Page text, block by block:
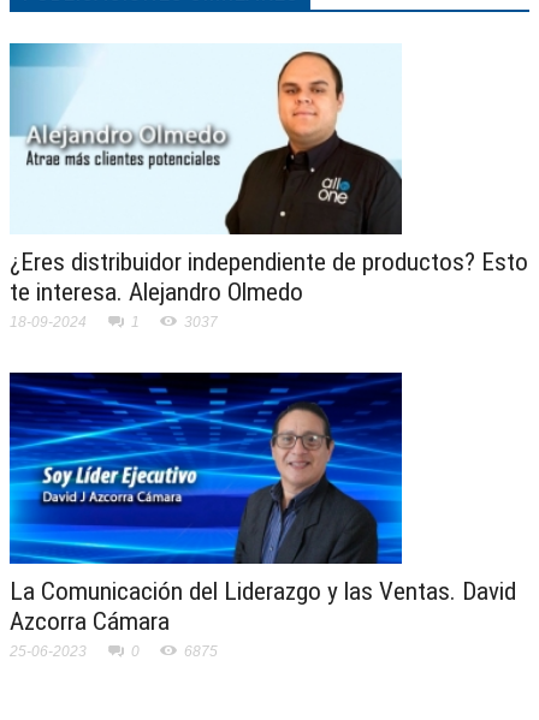
¿Eres distribuidor independiente de productos? Esto
te interesa. Alejandro Olmedo
18-09-2024 1 3037
La Comunicación del Liderazgo y las Ventas. David
Azcorra Cámara
25-06-2023 0 6875